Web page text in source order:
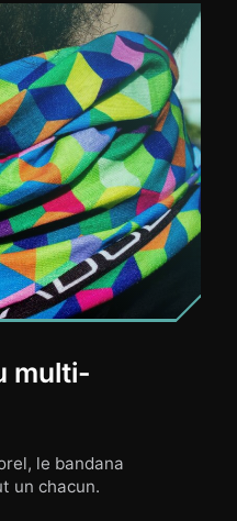
multi-
le bandana
un chacun.